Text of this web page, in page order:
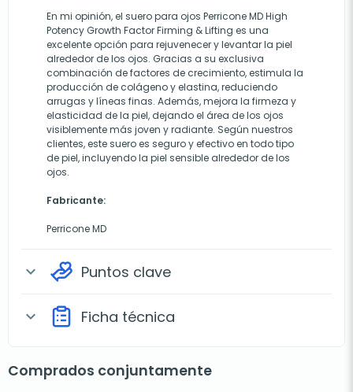
En mi opinión, el suero para ojos Perricone MD High
Potency Growth Factor Firming & Lifting es una
excelente opción para rejuvenecer y levantar la piel
alrededor de los ojos. Gracias a su exclusiva
combinación de factores de crecimiento, estimula la
producción de colágeno y elastina, reduciendo
arrugas y líneas finas. Además, mejora la firmeza y
elasticidad de la piel, dejando el área de los ojos
visiblemente más joven y radiante. Según nuestros
clientes, este suero es seguro y efectivo en todo tipo
de piel, incluyendo la piel sensible alrededor de los
ojos.
Fabricante:
Perricone MD
expand_more Puntos clave
expand_more Ficha técnica
Comprados conjuntamente